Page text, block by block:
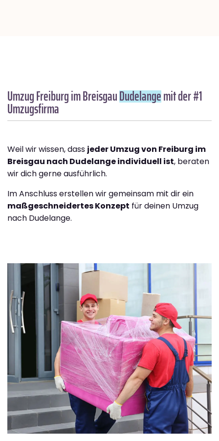
Umzug Freiburg im BreisgauDudelangemit der #1
Umzugsfirma
Weil wir wissen, dass jeder Umzug von Freiburg im
Breisgau nach Dudelange individuell ist, beraten
wir dich gerne ausführlich.
Im Anschluss erstellen wir gemeinsam mit dir ein
maßgeschneidertes Konzept für deinen Umzug
nach Dudelange.